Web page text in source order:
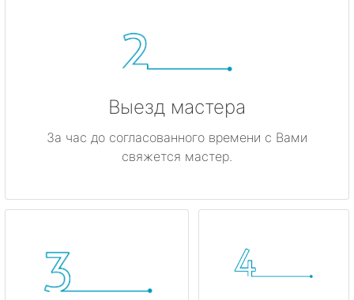
Выезд мастера
За час до согласованного времени с Вами
свяжется мастер.